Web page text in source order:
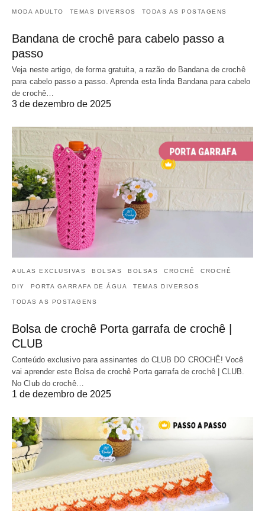
MODA ADULTO TEMAS DIVERSOS TODAS AS POSTAGENS
Bandana de crochê para cabelo passo a
passo
Veja neste artigo, de forma gratuita, a razão do Bandana de crochê
para cabelo passo a passo. Aprenda esta linda Bandana para cabelo
de crochê…
3 de dezembro de 2025
AULAS EXCLUSIVAS BOLSAS BOLSAS CROCHÊ CROCHÊ
DIY PORTA GARRAFA DE ÁGUA TEMAS DIVERSOS
TODAS AS POSTAGENS
Bolsa de crochê Porta garrafa de crochê |
CLUB
Conteúdo exclusivo para assinantes do CLUB DO CROCHÊ! Você
vai aprender este Bolsa de crochê Porta garrafa de crochê | CLUB.
No Club do crochê…
1 de dezembro de 2025